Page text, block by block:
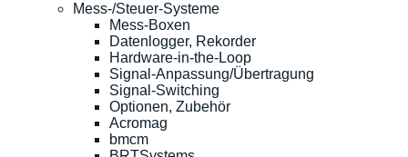
Mess-/Steuer-Systeme
Mess-Boxen
Datenlogger, Rekorder
Hardware-in-the-Loop
Signal-Anpassung/Übertragung
Signal-Switching
Optionen, Zubehör
Acromag
bmcm